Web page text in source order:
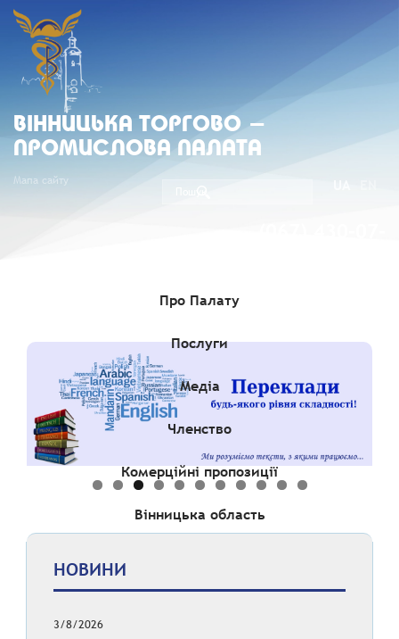
ВIННИЦЬКА ТОРГОВО -
ПРОМИСЛОВА ПАЛАТА
Мапа сайту
Про Палату
Послуги
Медіа
Членство
Комерційні пропозиції
Вінницька область
НОВИНИ
3/8/2026